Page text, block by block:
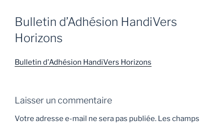
Bulletin d’Adhésion HandiVers
Horizons
Bulletin d'Adhésion HandiVers Horizons
Laisser un commentaire
Votre adresse e-mail ne sera pas publiée. Les champs